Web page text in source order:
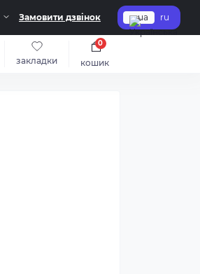
Замовити дзвінок ua ru
закладки кошик
0